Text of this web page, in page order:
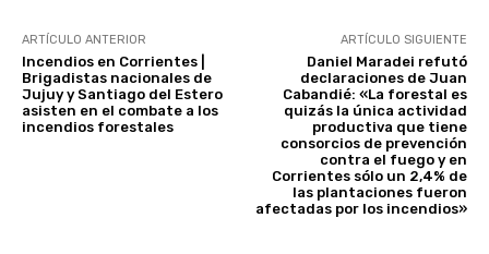
ARTÍCULO ANTERIOR
Incendios en Corrientes |
Brigadistas nacionales de
Jujuy y Santiago del Estero
asisten en el combate a los
incendios forestales
ARTÍCULO SIGUIENTE
Daniel Maradei refutó
declaraciones de Juan
Cabandié: «La forestal es
quizás la única actividad
productiva que tiene
consorcios de prevención
contra el fuego y en
Corrientes sólo un 2,4% de
las plantaciones fueron
afectadas por los incendios»